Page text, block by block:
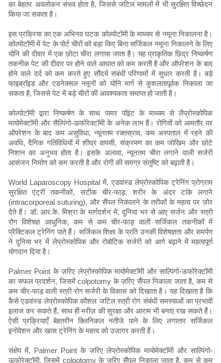
का बेहतर अवलोकन संभव होता है, जिससे जटिल मामलों में भी सुरक्षित विच्छेदन
किया जा सकता है।
इस प्रक्रिया का एक अभिनव घटक कोल्पोटॉमी के माध्यम से नमूना निकालना है।
कोल्पोटॉमी में पेट के पोर्ट चीरों को बड़ा किए बिना सर्जिकल नमूना निकालने के लिए
योनि की दीवार में एक छोटा चीरा लगाया जाता है। यह प्राकृतिक छिद्र निष्कर्षण
तकनीक पेट की दीवार पर होने वाले आघात को कम करती है और ऑपरेशन के बाद
होने वाले दर्द को कम करते हुए सौंदर्य संबंधी परिणामों में सुधार करती है। बड़े
फाइब्रॉइड और एडनेक्सल नमूनों को योनि मार्ग से कुशलतापूर्वक निकाला जा
सकता है, जिससे पेट में बड़े चीरों की आवश्यकता समाप्त हो जाती है।
कोल्पोटॉमी द्वारा निष्कर्षण के साथ पामर पॉइंट के माध्यम से लैप्रोस्कोपिक
मायोमेक्टॉमी और सैल्पिंगो-ऊफोरेक्टॉमी के अनेक लाभ हैं। रोगियों को आमतौर पर
ऑपरेशन के बाद कम असुविधा, न्यूनतम रक्तस्राव, कम अस्पताल में रहने की
अवधि, दैनिक गतिविधियों में शीघ्र वापसी, संक्रमण का कम जोखिम और छोटे
निशान का अनुभव होता है। इसके अलावा, न्यूनतम चीरा लगाने वाली सर्जरी
आसंजन निर्माण को कम करती है और रोगी की समग्र संतुष्टि को बढ़ाती है।
World Laparoscopy Hospital में, एडवांस्ड लेप्रोस्कोपिक ट्रेनिंग प्रोग्राम
सुरक्षित एंट्री तकनीकों, सटीक चीर-फाड़, शरीर के अंदर टांके लगाने
(intracorporeal suturing), और सैंपल निकालने के तरीकों के महत्व पर ज़ोर
देते हैं। डॉ. आर.के. मिश्रा के मार्गदर्शन में, दुनिया भर से आए सर्जन और स्त्री
रोग विशेषज्ञ आधुनिक, कम से कम चीर-फाड़ वाली सर्जिकल तकनीकों में
प्रैक्टिकल ट्रेनिंग पाते हैं। सर्जिकल शिक्षा के प्रति उनकी विशेषज्ञता और समर्पण
ने दुनिया भर में लेप्रोस्कोपिक और रोबोटिक सर्जरी को आगे बढ़ाने में महत्वपूर्ण
योगदान दिया है।
Palmer Point के ज़रिए लेप्रोस्कोपिक मायोमेक्टॉमी और साल्पिंगो-ऊफोरेक्टॉमी
का सफल प्रदर्शन, जिसमें colpotomy के ज़रिए सैंपल निकाला जाता है, कम से
कम चीर-फाड़ वाली स्त्री रोग सर्जरी के विकास को दिखाता है। यह दिखाता है कि
कैसे एडवांस्ड लेप्रोस्कोपिक कौशल जटिल स्त्री रोग संबंधी समस्याओं का प्रभावी
इलाज कर सकते हैं, साथ ही मरीज़ की सुरक्षा और आराम भी बनाए रख सकते हैं।
ऐसी प्रक्रियाएँ बेहतरीन क्लिनिकल नतीजे पाने के लिए लगातार सर्जिकल
इनोवेशन और खास ट्रेनिंग के महत्व को उजागर करती हैं।
संक्षेप में, Palmer Point के ज़रिए लेप्रोस्कोपिक मायोमेक्टॉमी और साल्पिंगो-
ऊफोरेक्टॉमी, जिसमें colpotomy के ज़रिए सैंपल निकाला जाता है, कम से कम